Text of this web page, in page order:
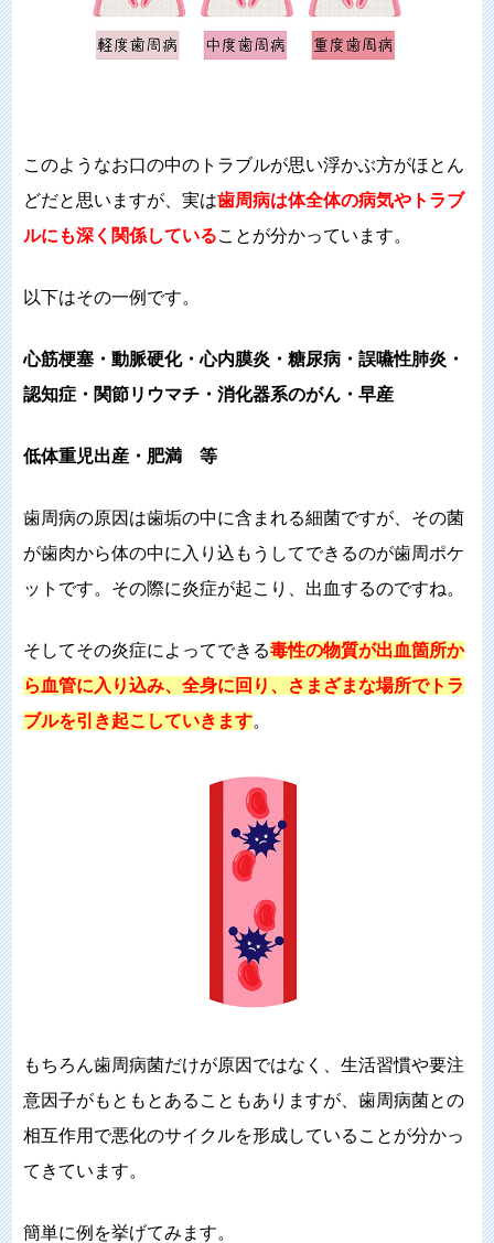
このようなお口の中のトラブルが思い浮かぶ方がほとん
どだと思いますが、実は歯周病は体全体の病気やトラブ
ルにも深く関係していることが分かっています。
以下はその一例です。
心筋梗塞・動脈硬化・心内膜炎・糖尿病・誤嚥性肺炎・
認知症・関節リウマチ・消化器系のがん・早産
低体重児出産・肥満 等
歯周病の原因は歯垢の中に含まれる細菌ですが、その菌
が歯肉から体の中に入り込もうしてできるのが歯周ポケ
ットです。その際に炎症が起こり、出血するのですね。
そしてその炎症によってできる毒性の物質が出血箇所か
ら血管に入り込み、全身に回り、さまざまな場所でトラ
ブルを引き起こしていきます。
もちろん歯周病菌だけが原因ではなく、生活習慣や要注
意因子がもともとあることもありますが、歯周病菌との
相互作用で悪化のサイクルを形成していることが分かっ
てきています。
簡単に例を挙げてみます。